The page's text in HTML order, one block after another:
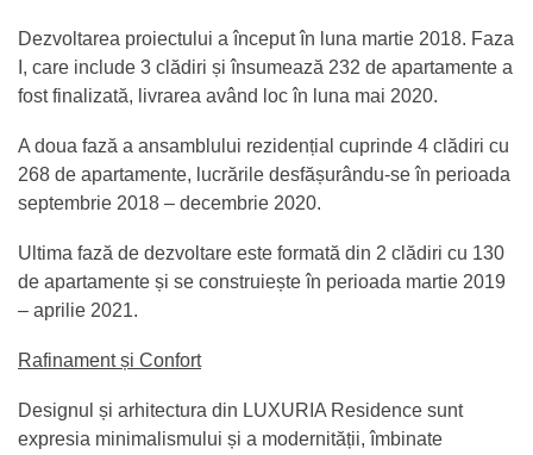
Dezvoltarea proiectului a început în luna martie 2018. Faza
I, care include 3 clădiri și însumează 232 de apartamente a
fost finalizată, livrarea având loc în luna mai 2020.
A doua fază a ansamblului rezidențial cuprinde 4 clădiri cu
268 de apartamente, lucrările desfășurându-se în perioada
septembrie 2018 – decembrie 2020.
Ultima fază de dezvoltare este formată din 2 clădiri cu 130
de apartamente și se construiește în perioada martie 2019
– aprilie 2021.
Rafinament și Confort
Designul și arhitectura din LUXURIA Residence sunt
expresia minimalismului și a modernității, îmbinate